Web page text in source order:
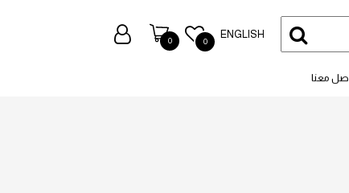
ENGLISH
0
0
معنا